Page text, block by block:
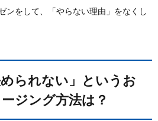
ンをして、「やらない理由」をなくし
ジング方法は？